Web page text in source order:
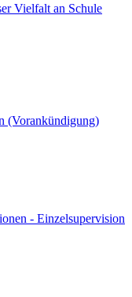
Vielfalt an Schule
(Vorankündigung)
- Einzelsupervision